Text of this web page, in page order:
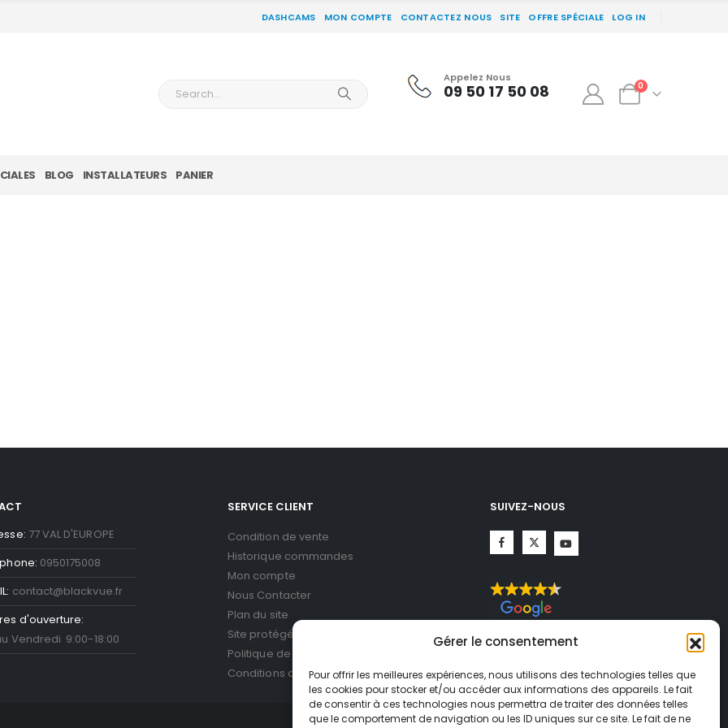
Gérer le consentement
Pour offrir les meilleures expériences, nous utilisons des technologies telles que
les cookies pour stocker et/ou accéder aux informations des appareils. Le fait
de consentir à ces technologies nous permettra de traiter des données telles
que le comportement de navigation ou les ID uniques sur ce site. Le fait de ne
DASHCAMS MON COMPTE CONTACTEZ NOUS SITE OFFRE SPÉCIALE LOG IN
Appelez Nous
09 50 17 50 08 0
BLOG INSTALLATEURS PANIER
77 VAL D'EUROPE
0950175008
contact@blackvue.fr
d'ouverture:
Vendredi 9:00-18:00
SERVICE CLIENT
Condition de vente
Historique commandes
Mon compte
Nous Contacter
Plan du site
Site protégé par reCAPTCHA.
Politique de confidentialité
Conditions d'utilisationGoogle
SUIVEZ-NOUS